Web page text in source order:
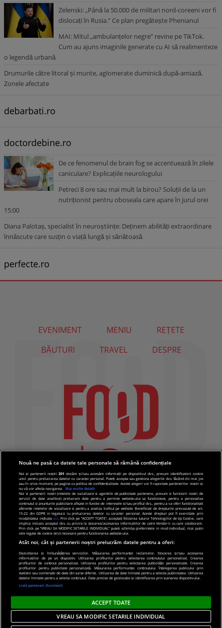
Zelenski: „Până la 50.000 de militari nord-coreeni vor fi
dislocați în Rusia.” Ce plan pregătește Phenianul
MAI: Mitul „ambulanțelor negre” revine pe TikTok.
Cum au ajuns imaginile generate cu AI să realimenteze
o legendă urbană
Drumurile către litoral și munte, aglomerate duminică după-amiază.
Zonele afectate
debarbati.ro
doctordebine.ro
De ce fenomenul de brain fog se accentuează în zilele
caniculare? Explicațiile neurologului
Petreci 8 ore sau mai mult la birou? Soluții de la un
nutriționist pentru oboseala care apare în jurul orei
15:00
Diana Palotaș, specialist în neuroștiințe: Deținem abilități extraordinare
înnăscute care susțin o viață lungă și sănătoasă
perfecte.ro
EVENIMENT MENIU
REȚETE
BĂUTURI
TRAVEL DESPRE
© 2019 PRO TV S.R.L |Politica de Cookie|Politica
de confidentialitate
Nouă ne pasă ca datele tale personale să rămână confidențiale
Noi și partenerii noștri201 stocăm și/sau accesăm informații pe dispozitivul dvs., precum identificatorii cookie
unici pentru prelucrarea datelor cu caracter personal. Puteți accepta sau gestiona alegerile dvs. făcând clic mai jos
sau în orice moment, pe pagina cu politica de confidențialitate. Aceste alegeri vor fi raportate partenerilor noștri și
nu vă vor afecta navigarea.
Mai multe detalii
Noi si partenerii nostri (retelele de socializare si agentiile de publicitate partenere, precum si furnizorii nostri de
servicii de date analitice) prelucram date pentru a permite website-ului sa functioneze, pentru a personaliza
continutul si anunturile publicitare afisate in functie de interesele si/sau profilul dvs., pentru a va oferi functionalitati
aferente retelelor de socializare si pentru a analiza traficul pe website. Beneficiati de drepturile prevazute de art.
15-22 din GDPR in legatura cu prelucrarea datelor cu caracter personal. Aceste drepturi pot fi exercitate prin
modalitatea indicata aici. Prin click pe “ACCEPT TOATE”, acceptati folosirea tuturor Tehnologiilor de tip Cookie, care
implica inclusiv acceptul dvs. cu privire la stocarea/accesarea informatiilor de catre Vendor-ii cu care colaboram.
Prin click pe “VREAU SA MODIFIC SETARILE INDIVIDUAL” puteti schimba preferintele in mod individual, mai putin
cele legate de cookie strict necesare pentru functionarea website-ului.
Atât noi, cât și partenerii noștri prelucrăm datele pentru a oferi:
Dezvoltarea și îmbunătățirea serviciilor. Măsurarea performanței reclamelor. Stocarea și/sau accesarea
informațiilor de pe un dispozitiv. Utilizarea profilurilor pentru selectarea conținutului personalizat. Crearea
profilurilor de conținut personalizat. Utilizarea profilurilor pentru selectarea publicității personalizate. Crearea
profilurilor pentru publicitate personalizată. Măsurarea performanței conținutului. Înțelegerea publicului prin
statistici sau combinații de date din surse diferite. Utilizarea de date limitate pentru a selecta publicitatea. Utilizarea
datelor limitate pentru a selecta conținutul. Date precise de geolocație și identificarea prin scanarea dispozitivului.
Listă parteneri (furnizori)
ACCEPT TOATE
VREAU SA MODIFIC SETARILE INDIVIDUAL